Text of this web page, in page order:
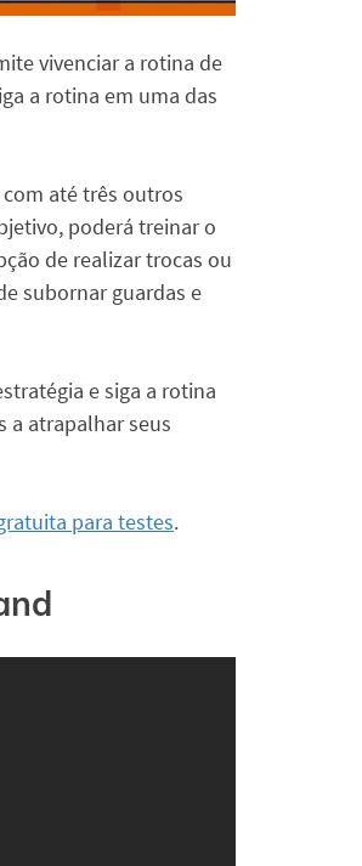
vivenciar a rotina de
a rotina em uma das
até três outros
poderá treinar o
de realizar trocas ou
subornar guardas e
e siga a rotina
a atrapalhar seus
para testes.